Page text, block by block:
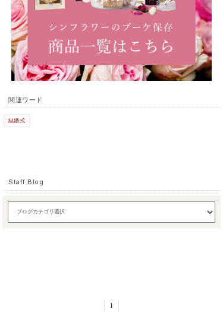
関連ワード
結婚式
Staff Blog
1